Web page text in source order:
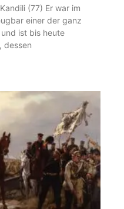
(77) Er war im
einer der ganz
ist bis heute
dessen